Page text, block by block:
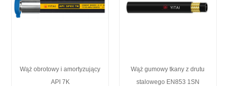
Wąż obrotowy i amortyzujący
API 7K
Wąż gumowy tkany z drutu
stalowego EN853 1SN